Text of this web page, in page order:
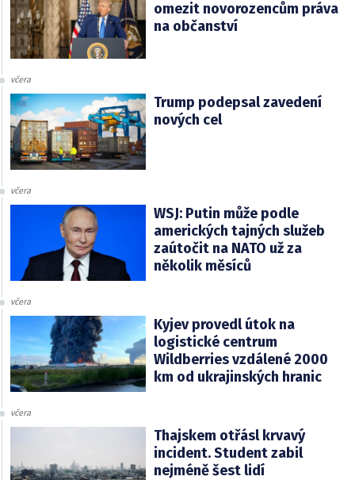
omezit novorozencům práva
na občanství
včera
Trump podepsal zavedení
nových cel
včera
WSJ: Putin může podle
amerických tajných služeb
zaútočit na NATO už za
několik měsíců
včera
Kyjev provedl útok na
logistické centrum
Wildberries vzdálené 2000
km od ukrajinských hranic
včera
Thajskem otřásl krvavý
incident. Student zabil
nejméně šest lidí